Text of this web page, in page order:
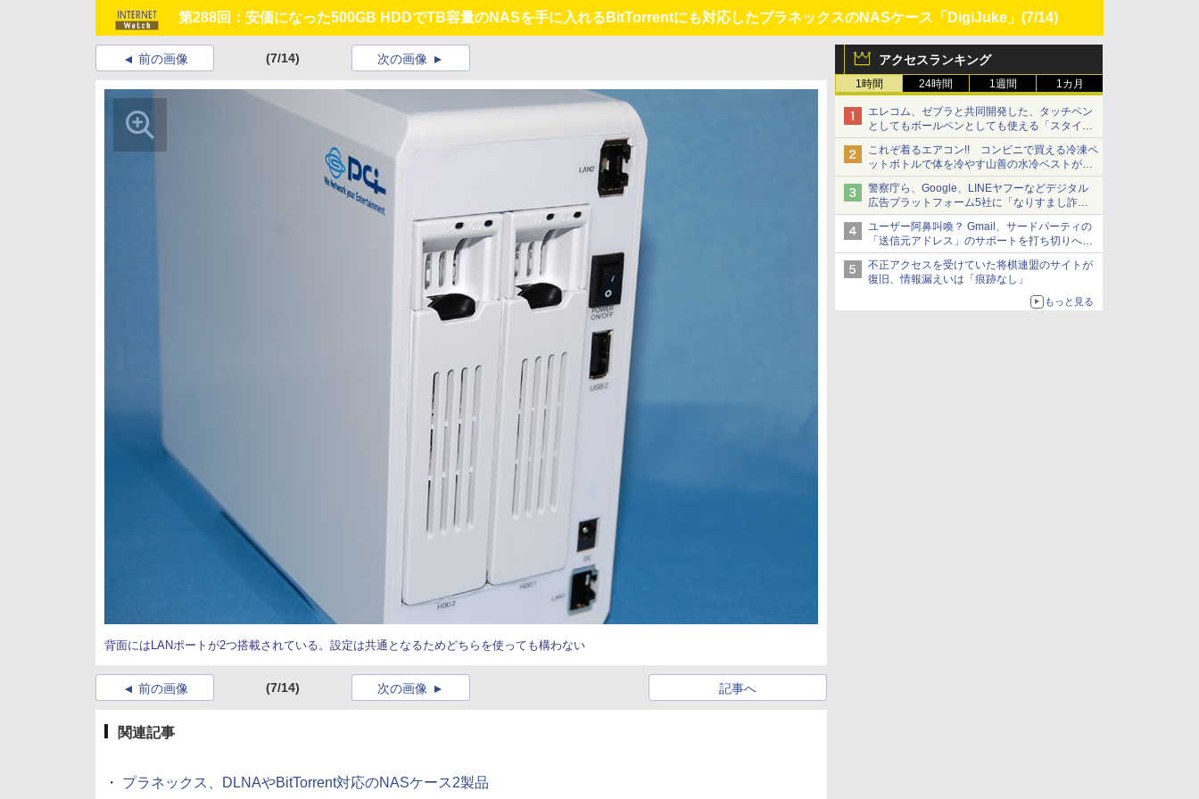
第288回：安価になった500GB HDDでTB容量のNASを手に入れるBitTorrentにも対応したプラネックスのNASケース「DigiJuke」 (7/14)
アクセスランキング
1時間 24時間 1週間 1カ月
エレコム、ゼブラと共同開発した、タッチペン
としてもボールペンとしても使える「スタイラ
スツーウェイ」発売 iPadにも紙にも、持ち替
えずに書き込める
これぞ着るエアコン!! コンビニで買える冷凍ペ
ットボトルで体を冷やす山善の水冷ベストがロ
ードバイクにちょうどいい【ぼっち・ざ・ろー
ど！その14】【空いた時間でなにしてる？】
警察庁ら、Google、LINEヤフーなどデジタル
広告プラットフォーム5社に「なりすまし詐欺
広告」対策強化を要請 著名人の写真や映像を
使った投資詐欺などへの対策として
ユーザー阿鼻叫喚？ Gmail、サードパーティの
「送信元アドレス」のサポートを打ち切りへ
【やじうまWatch】
不正アクセスを受けていた将棋連盟のサイトが
復旧、情報漏えいは「痕跡なし」
もっと見る
前の画像 (7/14) 次の画像
背面にはLANポートが2つ搭載されている。設定は共通となるためどちらを使っても構わない
前の画像 (7/14) 記事へ
次の画像
関連記事
・ プラネックス、DLNAやBitTorrent対応のNASケース2製品